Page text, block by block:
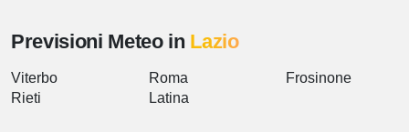
Previsioni Meteo in Lazio
Viterbo
Rieti
Roma
Latina
Frosinone